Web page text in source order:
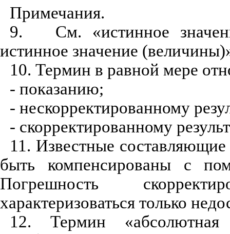
Примечания.
9.
См. «истинное
истинное значение
10. Термин в равной мере
- показанию;
- нескорректированному
- скорректированному
11. Известные
быть компенсированы с
Погрешность
характеризоваться только
12.
Термин «абсолютная